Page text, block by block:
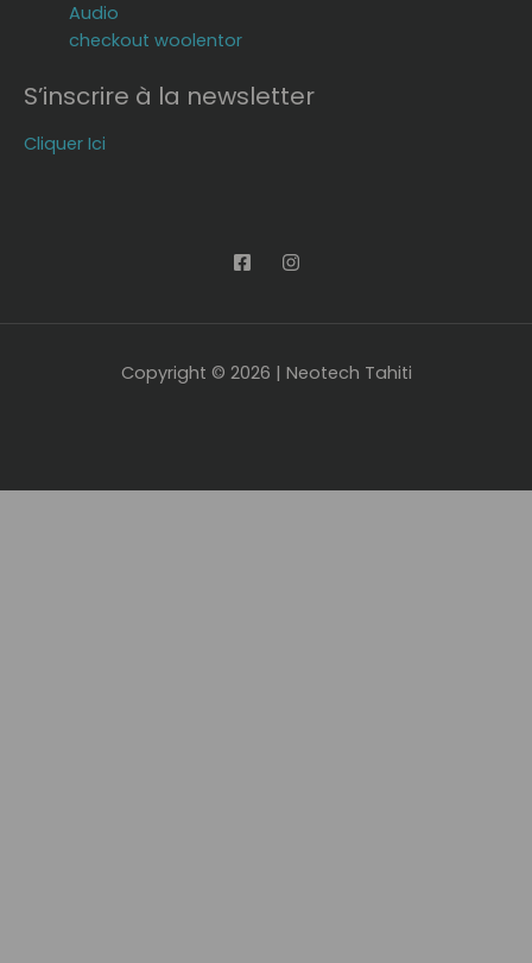
Audio
checkout woolentor
S’inscrire à la newsletter
Cliquer Ici
Copyright © 2026 | Neotech Tahiti